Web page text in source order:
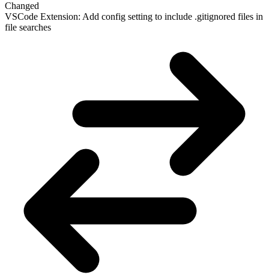
Changed
VSCode Extension: Add config setting to include .gitignored files in
file searches